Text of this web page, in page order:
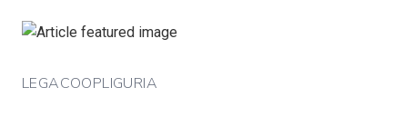
LEGACOOPLIGURIA